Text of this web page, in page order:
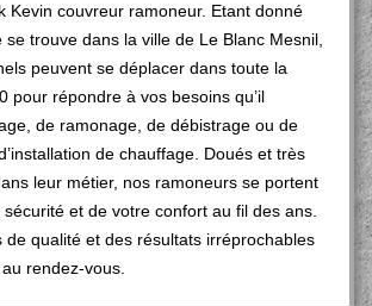
Kevin couvreur ramoneur. Etant donné
trouve dans la ville de Le Blanc Mesnil,
peuvent se déplacer dans toute la
pour répondre à vos besoins qu’il
de ramonage, de débistrage ou de
de chauffage. Doués et très
leur métier, nos ramoneurs se portent
et de votre confort au fil des ans.
de qualité et des résultats irréprochables
rendez-vous.